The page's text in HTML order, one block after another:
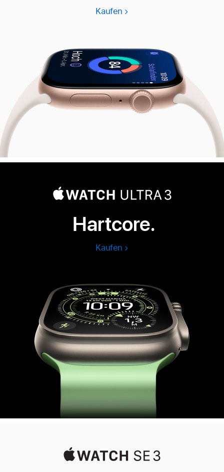
Kaufen Apple
11
Hartcore.
Kaufen Apple
3